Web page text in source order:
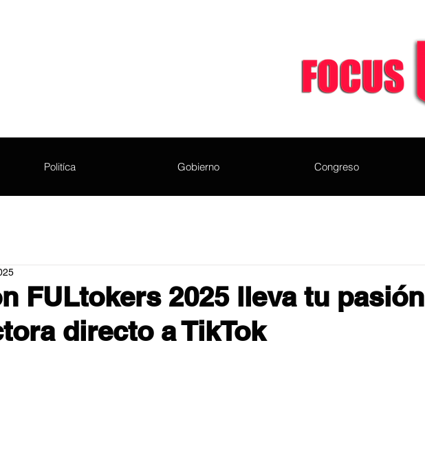
Politíca Gobierno Congreso
FULtokers 2025 lleva tu pasión
directo a TikTok